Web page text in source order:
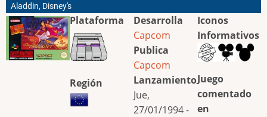
Aladdin, Disney's
Plataforma
Región
Desarrolla
Capcom
Publica
Capcom
Lanzamiento
Jue,
27/01/1994 -
Iconos
Informativos
Juego
comentado
en